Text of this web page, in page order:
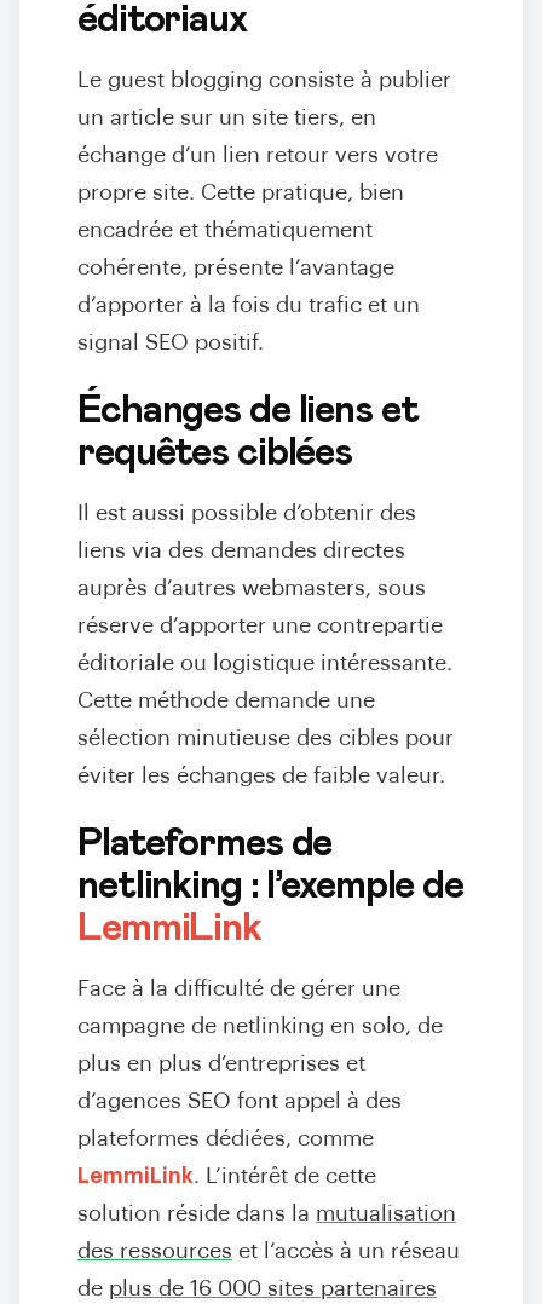
éditoriaux
Le guest blogging consiste à publier
un article sur un site tiers, en
échange d’un lien retour vers votre
propre site. Cette pratique, bien
encadrée et thématiquement
cohérente, présente l’avantage
d’apporter à la fois du trafic et un
signal SEO positif.
Échanges de liens et
requêtes ciblées
Il est aussi possible d’obtenir des
liens via des demandes directes
auprès d’autres webmasters, sous
réserve d’apporter une contrepartie
éditoriale ou logistique intéressante.
Cette méthode demande une
sélection minutieuse des cibles pour
éviter les échanges de faible valeur.
Plateformes de
netlinking : l’exemple de
LemmiLink
Face à la difficulté de gérer une
campagne de netlinking en solo, de
plus en plus d’entreprises et
d’agences SEO font appel à des
plateformes dédiées, comme
LemmiLink. L’intérêt de cette
solution réside dans la mutualisation
des ressources et l’accès à un réseau
de plus de 16 000 sites partenaires